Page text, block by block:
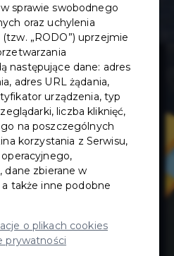
sprawie swobodnego
oraz uchylenia
„RODO”) uprzejmie
następujące dane: adres
adres URL żądania,
urządzenia, typ
liczba kliknięć,
na poszczególnych
korzystania z Serwisu,
dane zbierane w
także inne podobne
o plikach cookies
prywatności